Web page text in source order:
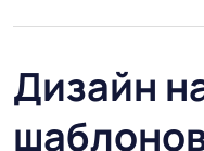
Дизайн